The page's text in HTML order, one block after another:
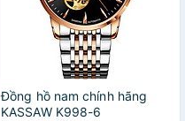
Đồng hồ nam chính hãng
KASSAW K998-6